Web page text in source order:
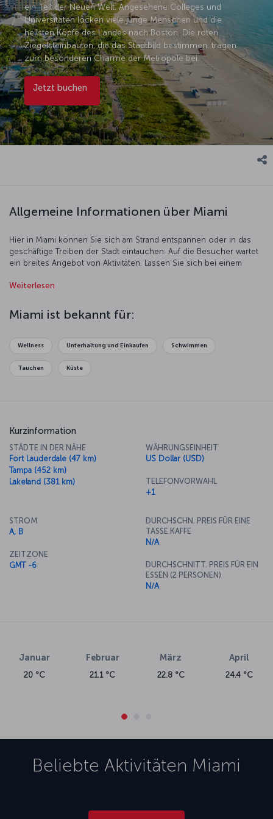
ein Teil der Neuen Welt. Angesehene Colleges und
Universitäten locken viele junge Menschen und die
hellsten Köpfe des Landes nach Boston. Die roten
Ziegelsteinbauten, die das Stadtbild bestimmen, tragen
zum besonderen Charme der Metropole bei.
Jetzt buchen
Allgemeine Informationen über Miami
Hier in Miami können Sie sich am Strand entspannen oder in das
geschäftige Treiben der Stadt eintauchen: Auf die Besucher wartet
ein breites Angebot von Aktivitäten. Lassen Sie sich bei einem
beobachten Sie die Tiere im Everglades-Nationalpark – oder gehen
Tauchgang. Das Miami Seaquarium beherbergt eine überwältigende
Vielzahl von Meereslebewesen, und das Art-Déco-Viertel ist eine
vielfältigem ethnischem Hintergrund und Lebensstil
entsprechend facettenreich.
Weiterlesen
Miami ist bekannt für:
Wellness Unterhaltung und Einkaufen Schwimmen
Tauchen Küste
Kurzinformation
STÄDTE IN DER NÄHE
Fort Lauderdale (47 km)
Tampa (452 km)
Lakeland (381 km)
WÄHRUNGSEINHEIT
US Dollar (USD)
TELEFONVORWAHL
+1
STROM
A, B
ZEITZONE
GMT -6
DURCHSCHN. PREIS FÜR EINE
TASSE KAFFE
N/A
DURCHSCHNITT. PREIS FÜR EIN
ESSEN (2 PERSONEN)
N/A
Januar
20 °C
Februar
21.1 °C
März
22.8 °C
April
24.4 °C
Beliebte Aktivitäten Miami